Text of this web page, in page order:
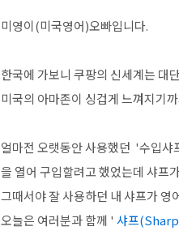
미영이(미국영어)오빠입니다.
한국에 가보니 쿠팡의 신세계는 대
미국의 아마존이 싱겁게 느껴지기
얼마전 오랫동안 사용했던 '수입샤
을 열어 구입할려고 했었는데 샤프
그때서야 잘 사용하던 내 샤프가 영
오늘은 여러분과 함께 ' 샤프